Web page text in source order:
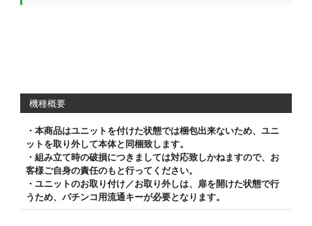
機種概要
・本商品はユニットを付けた状態では梱包出来ないため、ユニ
ットを取り外して本体と同梱致します。
・組み立て時の破損につきましては対応致しかねますので、お
客様ご自身の責任のもと行ってください。
・ユニットのお取り付け／お取り外しは、扉を開けた状態で行
うため、パチンコ用流通キーが必要となります。